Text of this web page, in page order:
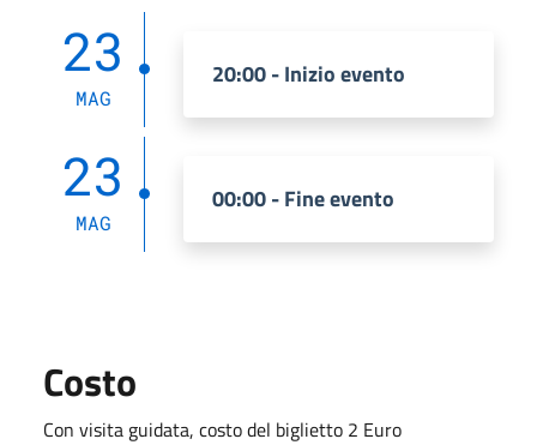
23
MAG
20:00 - Inizio evento
23
MAG
00:00 - Fine evento
Costo
Con visita guidata, costo del biglietto 2 Euro